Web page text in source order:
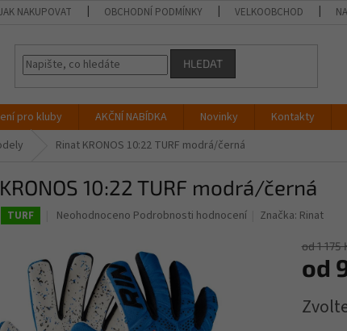
JAK NAKUPOVAT OBCHODNÍ PODMÍNKY VELKOOBCHOD
HLEDAT
pro kluby AKČNÍ NABÍDKA Novinky Kontakty
Rinat KRONOS 10:22 TURF modrá/černá
10:22 TURF modrá/černá
TURF
Průměrné
0,0
z
5
hvězdiček.
Neohodnoceno Podrobnosti hodnocení Značka: Rinat
od 1 175
od
cena: